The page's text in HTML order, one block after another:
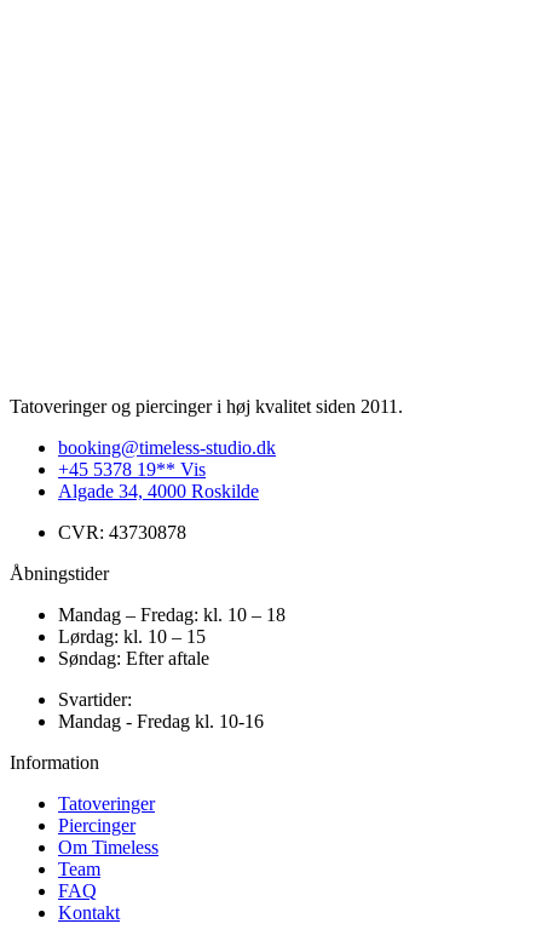
Tatoveringer og piercinger i høj kvalitet siden 2011.
booking@timeless-studio.dk
+45 5378 19** Vis
Algade 34, 4000 Roskilde
CVR: 43730878
Åbningstider
Mandag – Fredag: kl. 10 – 18
Lørdag: kl. 10 – 15
Søndag: Efter aftale
Svartider:
Mandag - Fredag kl. 10-16
Information
Tatoveringer
Piercinger
Om Timeless
Team
FAQ
Kontakt